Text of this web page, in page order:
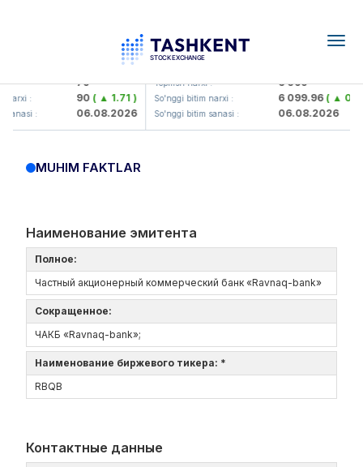
: 79
: 90( ▲ 1.71 )
: 06.08.2026
UZMK (<O'zmetkombinat> AJ)
Yopilish narxi : 6 099
So'nggi bitim narxi : 6 099.96( ▲
So'nggi bitim sanasi : 06.08.2026
MUHIM FAKTLAR
Наименование эмитента
Полное:
Частный акционерный коммерческий банк «Ravnaq-bank»
Сокращенное:
ЧАКБ «Ravnaq-bank»;
Наименование биржевого тикера: *
RBQB
Контактные данные